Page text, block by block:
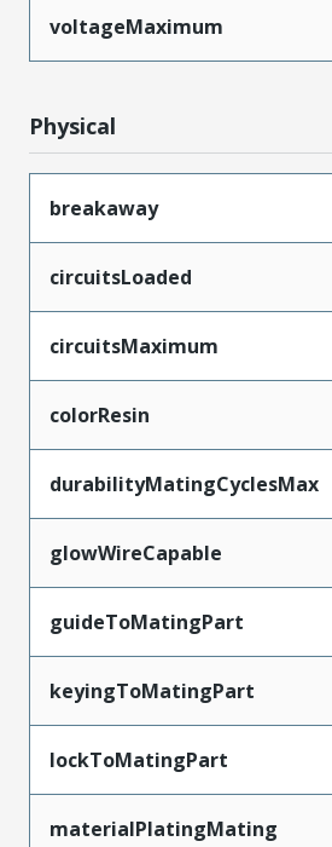
voltageMaximum
Physical
breakaway
circuitsLoaded
circuitsMaximum
colorResin
durabilityMatingCyclesMax
glowWireCapable
guideToMatingPart
keyingToMatingPart
lockToMatingPart
materialPlatingMating